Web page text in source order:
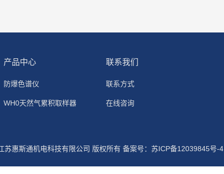
产品中心
防爆色谱仪
WH0天然气累积取样器
联系我们
联系方式
在线咨询
苏惠斯通机电科技有限公司 版权所有 备案号：苏ICP备12039845号-4